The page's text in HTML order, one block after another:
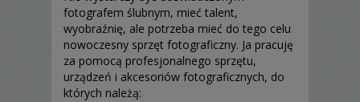
fotografem ślubnym, mieć talent,
wyobraźnię, ale potrzeba mieć do tego celu
nowoczesny sprzęt fotograficzny. Ja pracuję
za pomocą profesjonalnego sprzętu,
urządzeń i akcesoriów fotograficznych, do
których należą: